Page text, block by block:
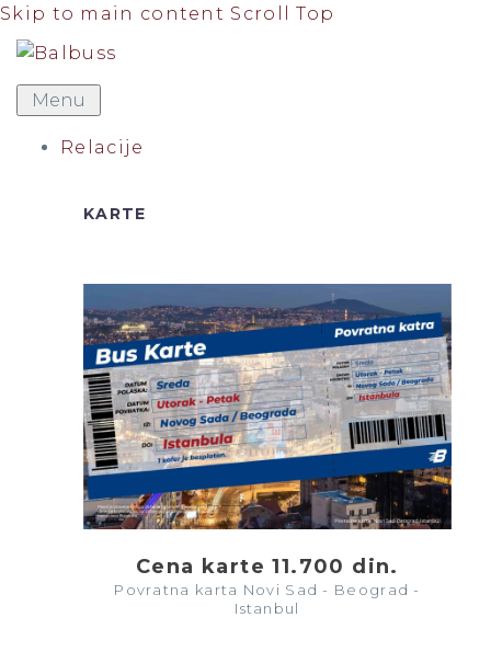
Skip to main content Scroll Top
Menu
Relacije
KARTE
Cena karte 11.700 din.
Povratna karta Novi Sad - Beograd -
Istanbul